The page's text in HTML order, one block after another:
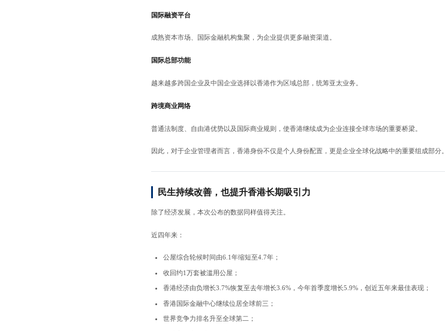
国际融资平台
成熟资本市场、国际金融机构集聚，为企业提供更多融资渠道。
国际总部功能
越来越多跨国企业及中国企业选择以香港作为区域总部，统筹亚太业务。
跨境商业网络
普通法制度、自由港优势以及国际商业规则，使香港继续成为企业连接全球市场的重要桥梁。
因此，对于企业管理者而言，香港身份不仅是个人身份配置，更是企业全球化战略中的重要组成部分。
民生持续改善，也提升香港长期吸引力
除了经济发展，本次公布的数据同样值得关注。
近四年来：
公屋综合轮候时间由6.1年缩短至4.7年；
收回约1万套被滥用公屋；
香港经济由负增长3.7%恢复至去年增长3.6%，今年首季度增长5.9%，创近五年来最佳表现；
香港国际金融中心继续位居全球前三；
世界竞争力排名升至全球第二；